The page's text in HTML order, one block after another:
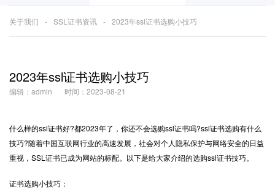
关于我们 SSL证书资讯 2023年ssl证书选购小技巧
2023年ssl证书选购小技巧
编辑：admin 时间：2023-08-21
什么样的ssl证书好?都2023年了，你还不会选购ssl证书吗?ssl证书选购有什么
技巧?随着中国互联网行业的高速发展，社会对个人隐私保护与网络安全的日益
重视，SSL证书已成为网站的标配。以下是给大家介绍的选购ssl证书技巧。
证书选购小技巧：